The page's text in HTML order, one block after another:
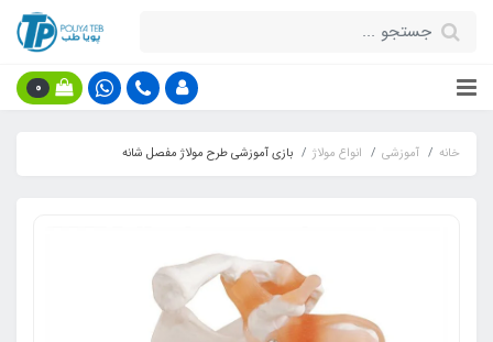
0
خانه آموزشی انواع مولاژ بازی آموزشی طرح مولاژ مفصل شانه